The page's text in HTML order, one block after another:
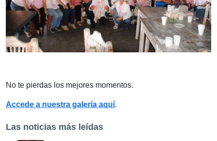
No te pierdas los mejores momentos.
Accede a nuestra galería aquí.
Las noticias más leídas